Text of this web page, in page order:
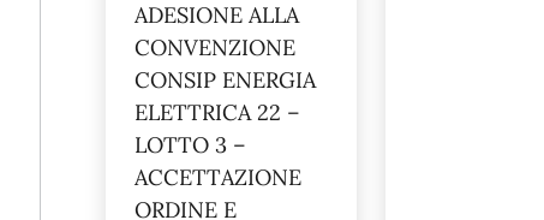
ADESIONE ALLA
CONVENZIONE
CONSIP ENERGIA
ELETTRICA 22 –
LOTTO 3 –
ACCETTAZIONE
ORDINE E